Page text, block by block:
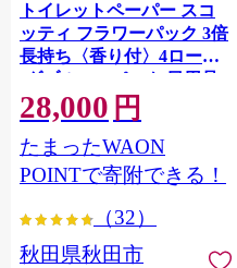
トイレットペーパー スコ
ッティ フラワーパック 3倍
長持ち〈香り付〉4ロール
(ダブル)×12パック 日用品
最短翌日発送 [スコッティ
フラワーパック トイレッ
トペーパー 日本製紙クレ
シア] 秋田県秋田市
28,000 円
たまったWAON
POINTで寄附できる！
（32）
秋田県秋田市